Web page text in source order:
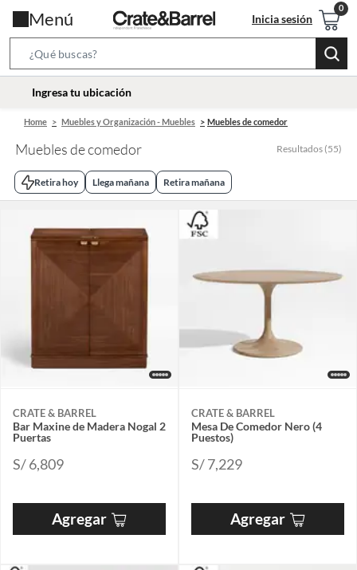
Menú Inicia sesión
Bar
location-
Ingresa tu ubicación
Home Muebles y Organización - Muebles Muebles de comedor
Muebles de comedor Resultados (55)
Retira hoy Llega mañana Retira mañana
CRATE & BARREL
Bar Maxine de Madera Nogal 2
Puertas
S/ 6,809
Agregar
CRATE & BARREL
Mesa De Comedor Nero (4
Puestos)
S/ 7,229
Agregar